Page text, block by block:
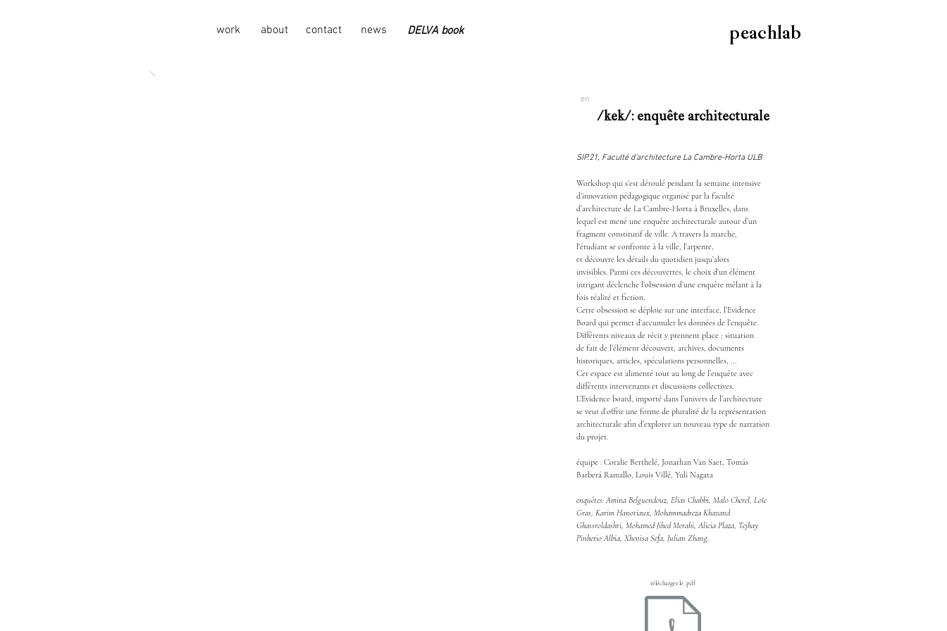
work about contact news DELVA book peachlab
en
/kek/: enquête architecturale
SIP.21, Faculté d'architecture La Cambre-Horta ULB
Workshop qui s’est déroulé pendant la semaine intensive
d’innovation pédagogique organisé par la faculté
d’architecture de La Cambre-Horta à Bruxelles, dans
lequel est mené une enquête architecturale autour d’un
fragment constitutif de ville. A travers la marche,
l'étudiant se confronte à la ville, l’arpente,
et découvre les détails du quotidien jusqu’alors
invisibles. Parmi ces découvertes, le choix d’un élément
intrigant déclenche l’obsession d’une enquête mêlant à la
fois réalité et fiction.
Cette obsession se déploie sur une interface, l’Evidence
Board qui permet d’accumuler les données de l’enquête.
Différents niveaux de récit y prennent place ; situation
de fait de l’élément découvert, archives, documents
historiques, articles, spéculations personnelles, ...
Cet espace est alimenté tout au long de l’enquête avec
différents intervenants et discussions collectives.
L’Evidence board, importé dans l’univers de l’architecture
se veut d’offrir une forme de pluralité de la représentation
architecturale afin d’explorer un nouveau type de narration
du projet.
équipe : Coralie Berthelé, Jonathan Van Saet, Tomás
Barberá Ramallo, Louis Villé, Yuli Nagata
enquêtes: Amina Belguendouz, Elias Chabbi, Malo Cherel, Loïc
Gras, Karim Hanotiaux, Mohammadreza Khavand
Ghassroldashti, Mohamed Jihed Merahi, Alicia Plaza, Tejhay
Pinherio Albia, Xhenisa Sefa, Julian Zhang.
télécharger le .pdf